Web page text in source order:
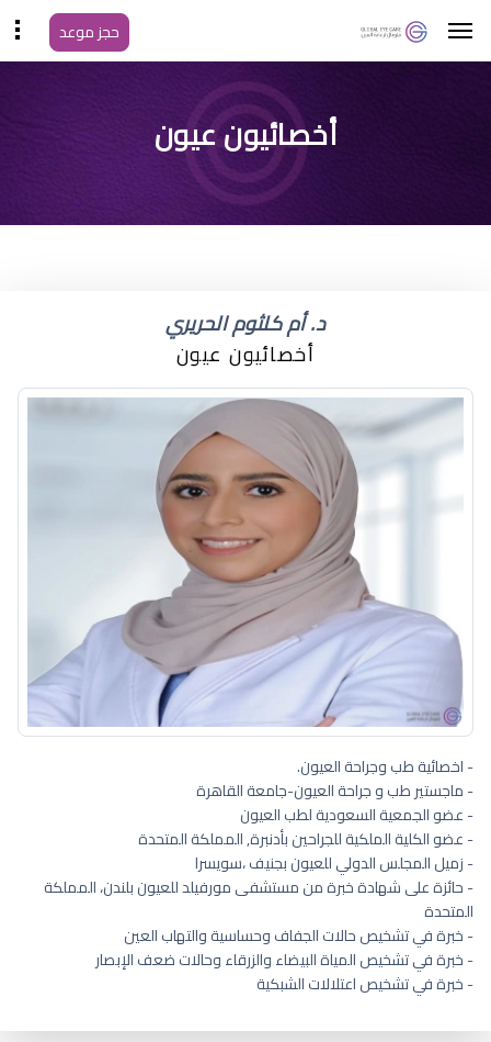
حجز موعد
جفاف العين عند
الاستيقاظ
أخصائيون عيون
د. أم كلثوم الحريري
أخصائيون عيون
- اخصائية طب وجراحة العيون.
- ماجستير طب و جراحة العيون-جامعة القاهرة
- عضو الجمعية السعودية لطب العيون
- عضو الكلية الملكية للجراحين بأدنبرة, المملكة المتحدة
- زميل المجلس الدولي للعيون بجنيف ،سويسرا
- حائزة على شهادة خبرة من مستشفى مورفيلد للعيون بلندن، المملكة
المتحدة
- خبرة في تشخيص حالات الجفاف وحساسية والتهاب العين
- خبرة في تشخيص المياة البيضاء والزرقاء وحالات ضعف الإبصار
- خبرة في تشخيص اعتلالات الشبكية
جفاف العين عند الاستيقاظ